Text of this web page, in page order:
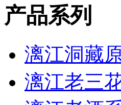
产品系列
漓江洞藏
漓江老三